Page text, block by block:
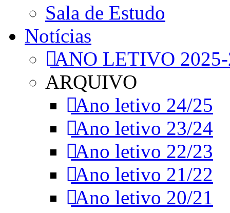
Sala de Estudo
Notícias
ANO LETIVO
ARQUIVO
Ano letivo 24/25
Ano letivo 23/24
Ano letivo 22/23
Ano letivo 21/22
Ano letivo 20/21